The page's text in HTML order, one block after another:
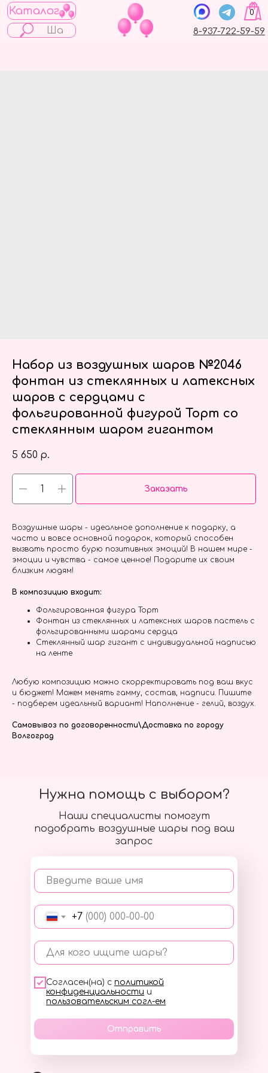
Каталог
8-937-722-59-59
0
Набор из воздушных шаров №2046
фонтан из стеклянных и латексных
шаров с сердцами с
фольгированной фигурой Торт со
стеклянным шаром гигантом
5 650 р.
Заказать
Воздушные шары - идеальное дополнение к подарку, а
часто и вовсе основной подарок, который способен
вызвать просто бурю позитивных эмоций! В нашем мире -
эмоции и чувства - самое ценное! Подарите их своим
близким людям!
В композицию входит:
Фольгированная фигура Торт
Фонтан из стеклянных и латексных шаров пастель с
фольгированными шарами сердца
Стеклянный шар гигант с индивидуальной надписью
на ленте
Любую композицию можно скорректировать под ваш вкус
и бюджет! Можем менять гамму, состав, надписи. Пишите
- подберем идеальный вариант! Наполнение - гелий, воздух.
Самовывоз по договоренности\Доставка по городу
Волгоград
Наши специалисты помогут
подобрать воздушные шары под ваш
запрос
Введите ваше имя
+7
Для кого ищите шары?
Согласен(на) с политикой
конфиденциальности и
пользовательским согл-ем
Отправить
Нужна помощь с выбором?